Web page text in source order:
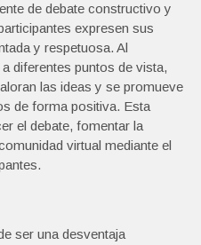
de debate constructivo y
expresen sus
y respetuosa. Al
diferentes puntos de vista,
las ideas y se promueve
de forma positiva. Esta
el debate, fomentar la
virtual mediante el
ser una desventaja